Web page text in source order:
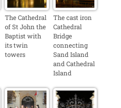
The Cathedral
of St John the
Baptist with
its twin
towers
The cast iron
Cathedral
Bridge
connecting
Sand Island
and Cathedral
Island